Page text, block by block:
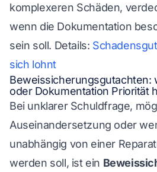
komplexeren Schäden,
wenn die Dokumentation
sein soll. Details:
sich lohnt
Beweissicherungsgutachten:
oder Dokumentation Priorität
Bei unklarer Schuldfrage,
Auseinandersetzung oder
unabhängig von einer
werden soll, ist ein